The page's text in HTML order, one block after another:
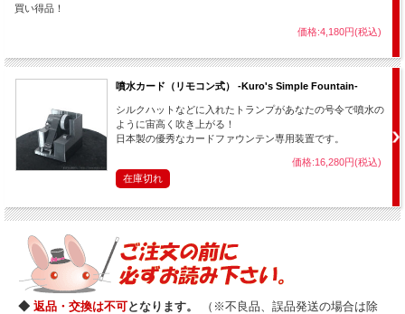
買い得品！
価格:4,180円(税込)
噴水カード（リモコン式） -Kuro's Simple Fountain-
シルクハットなどに入れたトランプがあなたの号令で噴水の
ように宙高く吹き上がる！
日本製の優秀なカードファウンテン専用装置です。
価格:16,280円(税込)
在庫切れ
◆ 返品・交換は不可となります。
（※不良品、誤品発送の場合は除